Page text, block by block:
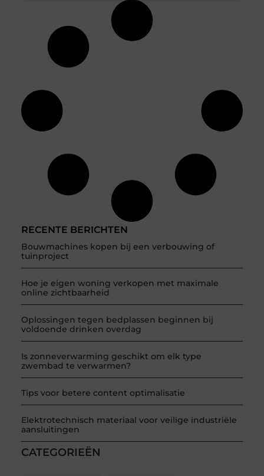
RECENTE BERICHTEN
Bouwmachines kopen bij een verbouwing of
tuinproject
Hoe je eigen woning verkopen met maximale
online zichtbaarheid
Oplossingen tegen bedplassen beginnen bij
voldoende drinken overdag
Is zonneverwarming geschikt om elk type
zwembad te verwarmen?
Tips voor betere content optimalisatie
Elektrotechnisch materiaal voor veilige industriële
aansluitingen
CATEGORIEËN